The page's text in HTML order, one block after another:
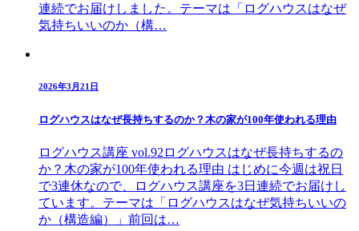
連続でお届けしました。テーマは「ログハウスはなぜ
気持ちいいのか（構…
2026年3月21日
ログハウスはなぜ長持ちするのか？木の家が100年使われる理由
ログハウス講座 vol.92ログハウスはなぜ長持ちするの
か？木の家が100年使われる理由 はじめに今週は祝日
で3連休なので、ログハウス講座を3日連続でお届けし
ています。テーマは「ログハウスはなぜ気持ちいいの
か（構造編）」前回は…